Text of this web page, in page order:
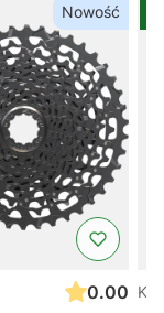
Nowość
0.00